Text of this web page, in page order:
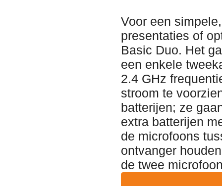
Voor een
presentaties of
Basic Duo. Het
een enkele
2.4 GHz
stroom te
batterijen; ze
extra batterijen
de microfoons
ontvanger
de twee